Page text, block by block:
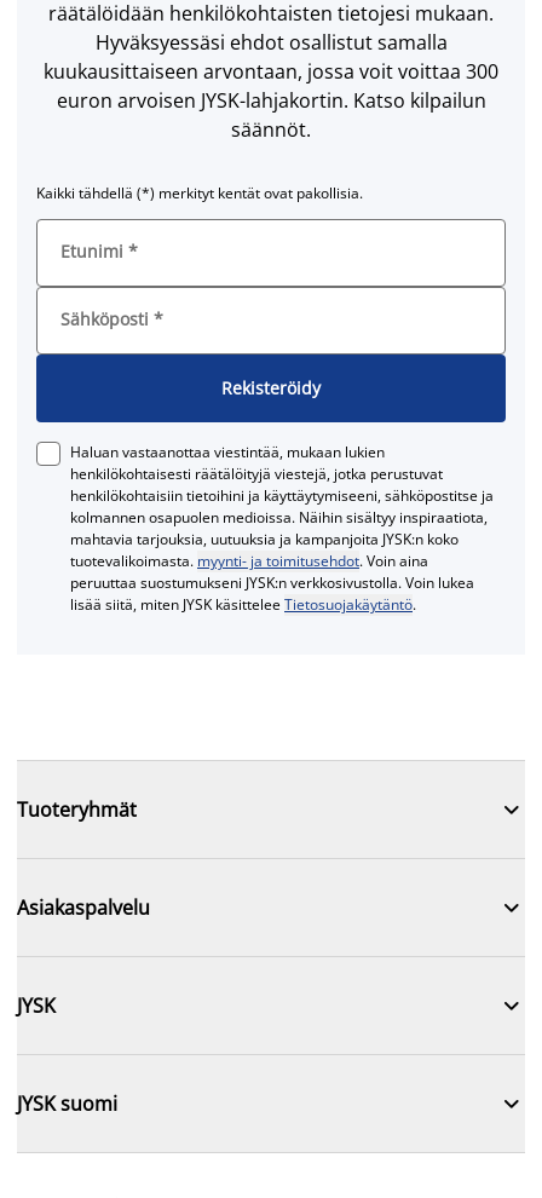
räätälöidään henkilökohtaisten tietojesi mukaan.
Hyväksyessäsi ehdot osallistut samalla
kuukausittaiseen arvontaan, jossa voit voittaa 300
euron arvoisen JYSK-lahjakortin. Katso kilpailun
säännöt.
Kaikki tähdellä (*) merkityt kentät ovat pakollisia.
Etunimi *
Sähköposti *
Rekisteröidy
Haluan vastaanottaa viestintää, mukaan lukien
henkilökohtaisesti räätälöityjä viestejä, jotka perustuvat
henkilökohtaisiin tietoihini ja käyttäytymiseeni, sähköpostitse ja
kolmannen osapuolen medioissa. Näihin sisältyy inspiraatiota,
mahtavia tarjouksia, uutuuksia ja kampanjoita JYSK:n koko
tuotevalikoimasta. myynti- ja toimitusehdot. Voin aina
peruuttaa suostumukseni JYSK:n verkkosivustolla. Voin lukea
lisää siitä, miten JYSK käsitteleeTietosuojakäytäntö.
Tuoteryhmät 
Asiakaspalvelu 
JYSK 
JYSK suomi 